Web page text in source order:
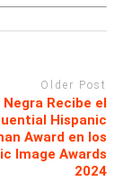
Older Post
Recibe el
Hispanic
Award en los
Image Awards
2024